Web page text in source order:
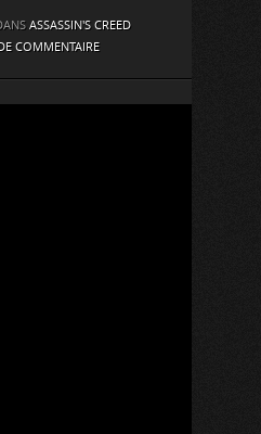
ASSASSIN'S CREED
COMMENTAIRE